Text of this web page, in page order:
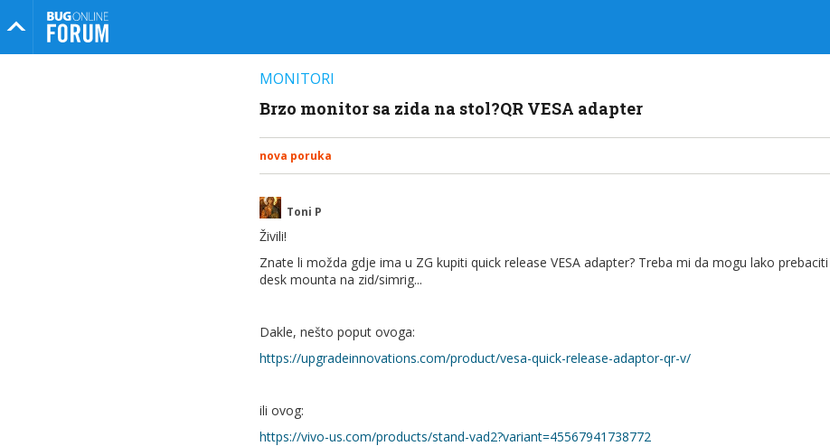
MONITORI
Brzo monitor sa zida na stol?QR VESA adapter
nova poruka
Toni P
Živili!
Znate li možda gdje ima u ZG kupiti quick release VESA adapter? Treba mi da mogu lako
desk mounta na zid/simrig...
Dakle, nešto poput ovoga:
https://upgradeinnovations.com/product/vesa-quick-release-adaptor-qr-v/
ili ovog:
https://vivo-us.com/products/stand-vad2?variant=45567941738772